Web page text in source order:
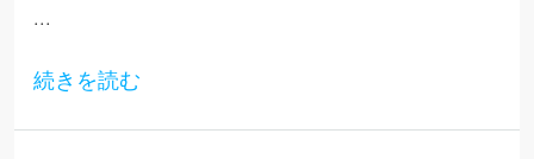
...
続きを読む